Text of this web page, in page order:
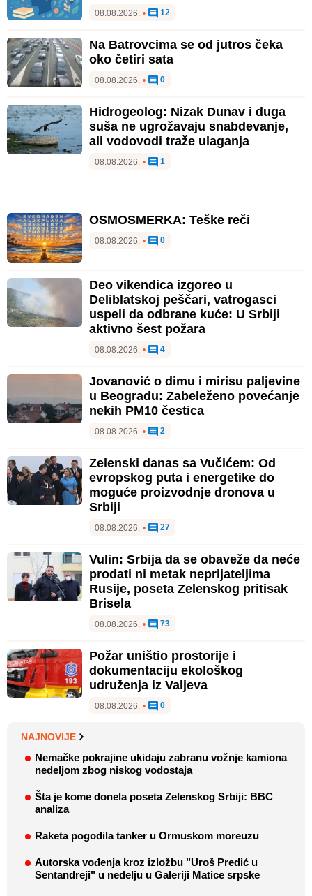
08.08.2026. • 12
Na Batrovcima se od jutros čeka
oko četiri sata
08.08.2026. • 0
Hidrogeolog: Nizak Dunav i duga
suša ne ugrožavaju snabdevanje,
ali vodovodi traže ulaganja
08.08.2026. • 1
OSMOSMERKA: Teške reči
08.08.2026. • 0
Deo vikendica izgoreo u
Deliblatskoj peščari, vatrogasci
uspeli da odbrane kuće: U Srbiji
aktivno šest požara
08.08.2026. • 4
Jovanović o dimu i mirisu paljevine
u Beogradu: Zabeleženo povećanje
nekih PM10 čestica
08.08.2026. • 2
Zelenski danas sa Vučićem: Od
evropskog puta i energetike do
moguće proizvodnje dronova u
Srbiji
08.08.2026. • 27
Vulin: Srbija da se obaveže da neće
prodati ni metak neprijateljima
Rusije, poseta Zelenskog pritisak
Brisela
08.08.2026. • 73
Požar uništio prostorije i
dokumentaciju ekološkog
udruženja iz Valjeva
08.08.2026. • 0
NAJNOVIJE
Nemačke pokrajine ukidaju zabranu vožnje kamiona
nedeljom zbog niskog vodostaja
Šta je kome donela poseta Zelenskog Srbiji: BBC
analiza
Raketa pogodila tanker u Ormuskom moreuzu
Autorska vođenja kroz izložbu "Uroš Predić u
Sentandreji" u nedelju u Galeriji Matice srpske